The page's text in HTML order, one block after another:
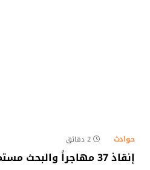
حوادث 2 دقائق
إنقاذ 37 مهاجراً والبحث مستمر عن مفقودين